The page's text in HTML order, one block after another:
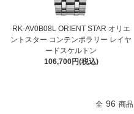
RK-AV0B08L ORIENT STAR オリエ
ントスター コンテンポラリー レイヤ
ードスケルトン
106,700円(税込)
全 96 商品